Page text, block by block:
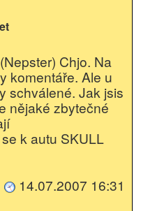
Chjo. Na
komentáře. Ale u
schválené. Jak jsis
nějaké zbytečné
k autu SKULL
14.07.2007 16:31